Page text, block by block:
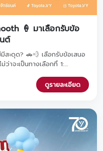
🍦 มาเลือกรับข้อ
ต์
ะดุด? 🚗💨 เลือกรับข้อเสนอ
าจะเป็นทางเลือกที่ 1:
ภัยชั้น 1 Toyota Care PHYD!
มเปญ 'TOYOTA ฟูลฟิล ดีลสุด
✨
ดูรายละเอียด